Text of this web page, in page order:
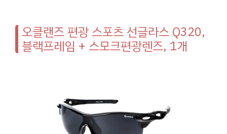
오클랜즈 편광 스포츠 선글라스 Q320,
블랙프레임 + 스모크편광렌즈, 1개